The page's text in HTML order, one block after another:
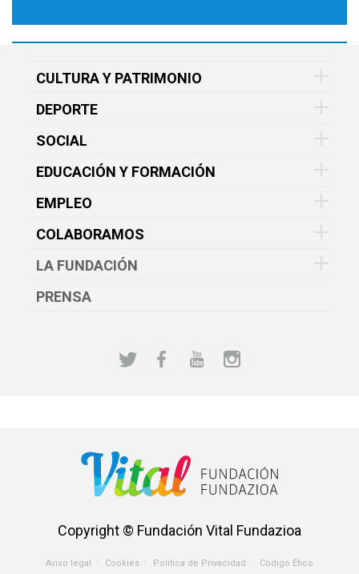
CULTURA Y PATRIMONIO
DEPORTE
SOCIAL
EDUCACIÓN Y FORMACIÓN
EMPLEO
COLABORAMOS
LA FUNDACIÓN
PRENSA
Copyright © Fundación Vital Fundazioa
Aviso legal Cookies Política de Privacidad Código Ético